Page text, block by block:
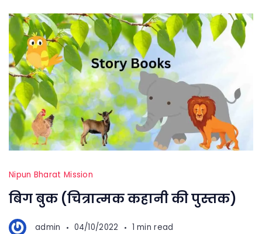
Nipun Bharat Mission
बिग बुक (चित्रात्मक कहानी की पुस्तक)
admin 04/10/2022 1 min read